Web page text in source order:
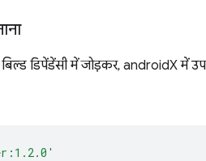
डिपेंडेंसी में जोड़कर, androidX में